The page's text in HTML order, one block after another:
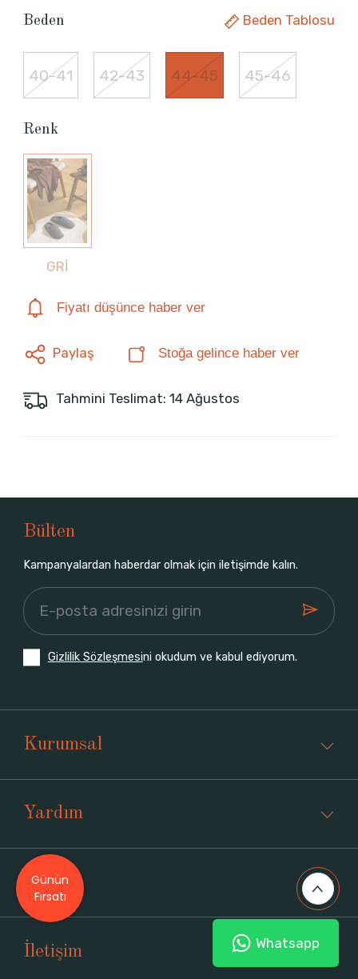
Beden Beden Tablosu
40-41 42-43 44-45 45-46
Renk
GRİ
Fiyatı düşünce haber ver
Paylaş Stoğa gelince haber ver
Tahmini Teslimat: 14 Ağustos
Bülten
Kampanyalardan haberdar olmak için iletişimde kalın.
Gizlilik Sözleşmesini okudum ve kabul ediyorum.
Kurumsal
Yardım
Üyelik
İletişim Whatsapp
Günün
Fırsatı